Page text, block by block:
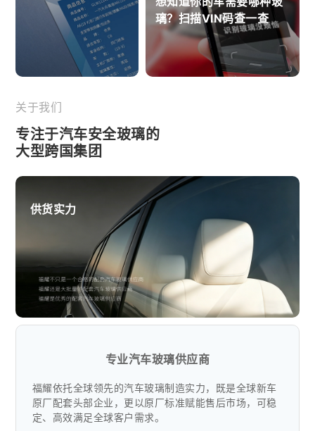
璃？扫描VIN码查一查
关于我们
专注于汽车安全玻璃的
大型跨国集团
供货实力
专业汽车玻璃供应商
福耀依托全球领先的汽车玻璃制造实力，既是全球新车
原厂配套头部企业，更以原厂标准赋能售后市场，可稳
定、高效满足全球客户需求。